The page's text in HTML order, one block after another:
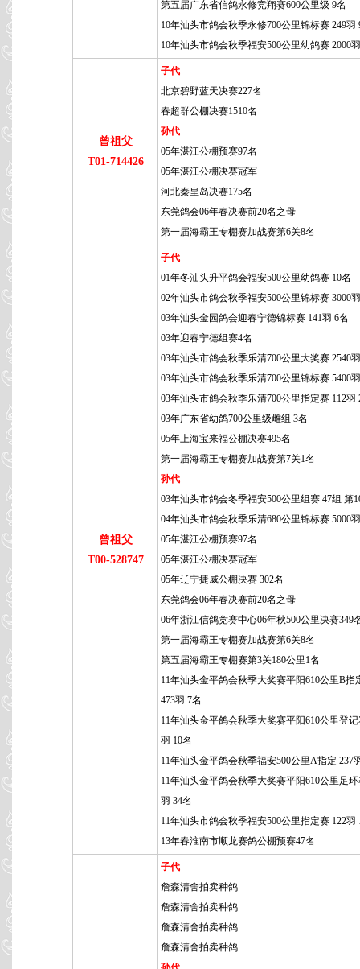
第五届广东省信鸽永修竞翔赛600公里级 9名
10年汕头市鸽会秋季永修700公里锦标赛 249羽
10年汕头市鸽会秋季福安500公里幼鸽赛 2000
曾祖父
T01-714426
子代
北京碧野蓝天决赛227名
春超群公棚决赛1510名
孙代
05年湛江公棚预赛97名
05年湛江公棚决赛冠军
河北秦皇岛决赛175名
东莞鸽会06年春决赛前20名之母
第一届海霸王专棚赛加战赛第6关8名
曾祖父
T00-528747
子代
01年冬汕头升平鸽会福安500公里幼鸽赛 10名
02年汕头市鸽会秋季福安500公里锦标赛 3000
03年汕头金园鸽会迎春宁德锦标赛 141羽 6名
03年迎春宁德组赛4名
03年汕头市鸽会秋季乐清700公里大奖赛 2540
03年汕头市鸽会秋季乐清700公里锦标赛 5400
03年汕头市鸽会秋季乐清700公里指定赛 112羽
03年广东省幼鸽700公里级雌组 3名
05年上海宝来福公棚决赛495名
第一届海霸王专棚赛加战赛第7关1名
孙代
03年汕头市鸽会冬季福安500公里组赛 47组 第
04年汕头市鸽会秋季乐清680公里锦标赛 5000
05年湛江公棚预赛97名
05年湛江公棚决赛冠军
05年辽宁捷威公棚决赛 302名
东莞鸽会06年春决赛前20名之母
06年浙江信鸽竞赛中心06年秋500公里决赛349
第一届海霸王专棚赛加战赛第6关8名
第五届海霸王专棚赛第3关180公里1名
11年汕头金平鸽会秋季大奖赛平阳610公里B指
473羽 7名
11年汕头金平鸽会秋季大奖赛平阳610公里登记
羽 10名
11年汕头金平鸽会秋季福安500公里A指定 237
11年汕头金平鸽会秋季大奖赛平阳610公里足环
羽 34名
11年汕头市鸽会秋季福安500公里指定赛 122羽
13年春淮南市顺龙赛鸽公棚预赛47名
子代
詹森清舍拍卖种鸽
詹森清舍拍卖种鸽
詹森清舍拍卖种鸽
詹森清舍拍卖种鸽